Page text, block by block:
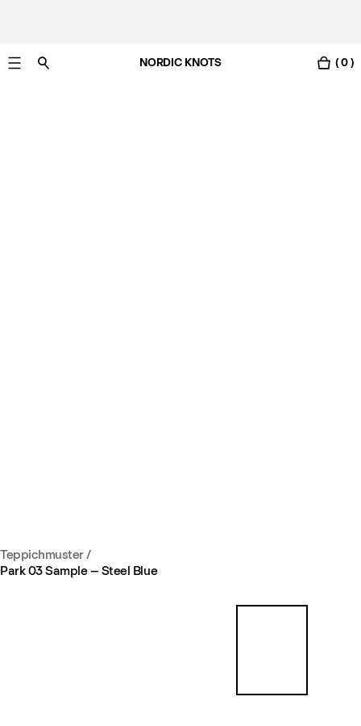
NORDIC KNOTS ( 0 )
Teppichmuster/
Park 03 Sample – Steel Blue